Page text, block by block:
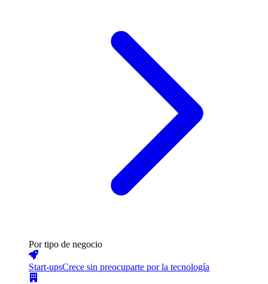
Por tipo de negocio
Start-upsCrece sin preocuparte por la tecnología